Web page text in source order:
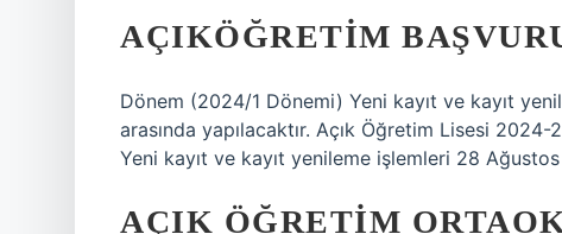
AÇIKÖĞRETIM
Dönem (2024/1 Dönemi) Yeni kayıt ve kayıt
arasında yapılacaktır. Açık Öğretim Lisesi
Yeni kayıt ve kayıt yenileme işlemleri 28
AÇIK ÖĞRETIM